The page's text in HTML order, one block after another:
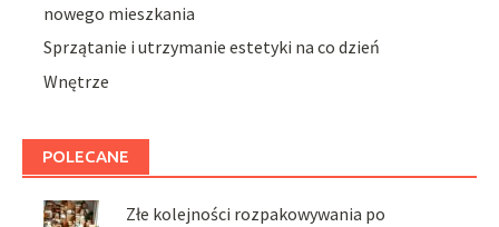
nowego mieszkania
Sprzątanie i utrzymanie estetyki na co dzień
Wnętrze
POLECANE
Złe kolejności rozpakowywania po